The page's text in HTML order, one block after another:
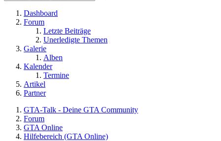
Dashboard
Forum
Letzte Beiträge
Unerledigte Themen
Galerie
Alben
Kalender
Termine
Artikel
Partner
GTA-Talk - Deine GTA Community
Forum
GTA Online
Hilfebereich (GTA Online)